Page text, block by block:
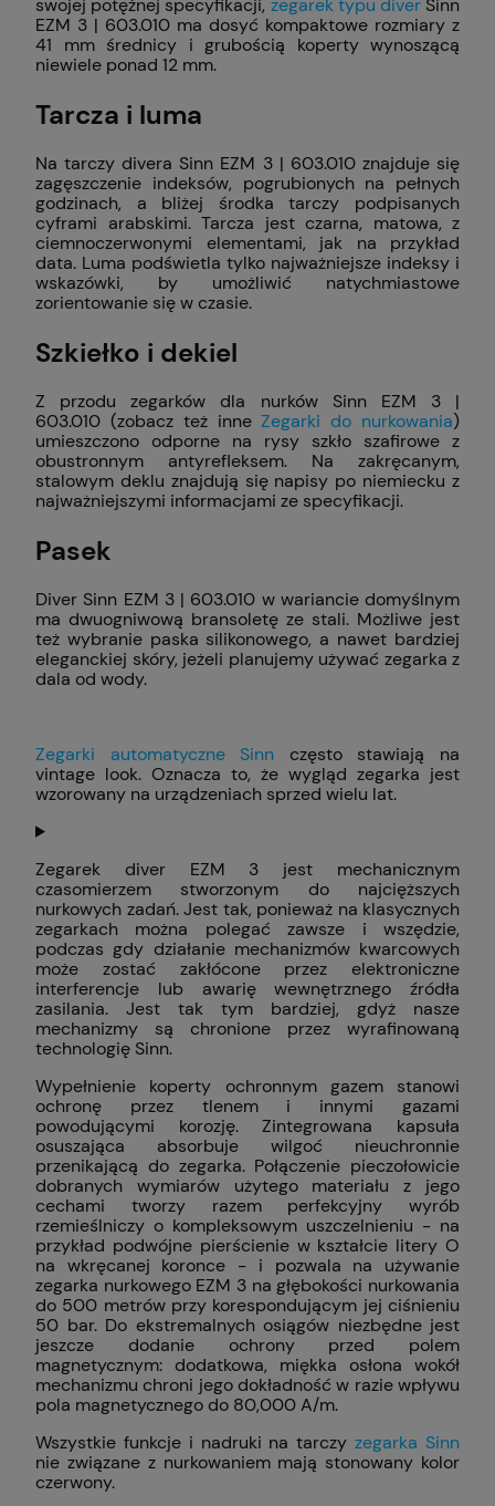
swojej potężnej specyfikacji, zegarek typu diverSinn
EZM 3 | 603.010 ma dosyć kompaktowe rozmiary z
41 mm średnicy i grubością koperty wynoszącą
niewiele ponad 12 mm.
Tarcza i luma
Na tarczy divera Sinn EZM 3 | 603.010 znajduje się
zagęszczenie indeksów, pogrubionych na pełnych
godzinach, a bliżej środka tarczy podpisanych
cyframi arabskimi. Tarcza jest czarna, matowa, z
ciemnoczerwonymi elementami, jak na przykład
data. Luma podświetla tylko najważniejsze indeksy i
wskazówki, by umożliwić natychmiastowe
zorientowanie się w czasie.
Szkiełko i dekiel
Z przodu zegarków dla nurków Sinn EZM 3 |
603.010 (zobacz też inneZegarki do nurkowania)
umieszczono odporne na rysy szkło szafirowe z
obustronnym antyrefleksem. Na zakręcanym,
stalowym deklu znajdują się napisy po niemiecku z
najważniejszymi informacjami ze specyfikacji.
Pasek
Diver Sinn EZM 3 | 603.010 w wariancie domyślnym
ma dwuogniwową bransoletę ze stali. Możliwe jest
też wybranie paska silikonowego, a nawet bardziej
eleganckiej skóry, jeżeli planujemy używać zegarka z
dala od wody.
Zegarki automatyczne Sinn często stawiają na
vintage look. Oznacza to, że wygląd zegarka jest
wzorowany na urządzeniach sprzed wielu lat.
Zegarek diver EZM 3 jest mechanicznym
czasomierzem stworzonym do najcięższych
nurkowych zadań. Jest tak, ponieważ na klasycznych
zegarkach można polegać zawsze i wszędzie,
podczas gdy działanie mechanizmów kwarcowych
może zostać zakłócone przez elektroniczne
interferencje lub awarię wewnętrznego źródła
zasilania. Jest tak tym bardziej, gdyż nasze
mechanizmy są chronione przez wyrafinowaną
technologię Sinn.
Wypełnienie koperty ochronnym gazem stanowi
ochronę przez tlenem i innymi gazami
powodującymi korozję. Zintegrowana kapsuła
osuszająca absorbuje wilgoć nieuchronnie
przenikającą do zegarka. Połączenie pieczołowicie
dobranych wymiarów użytego materiału z jego
cechami tworzy razem perfekcyjny wyrób
rzemieślniczy o kompleksowym uszczelnieniu - na
przykład podwójne pierścienie w kształcie litery O
na wkręcanej koronce - i pozwala na używanie
zegarka nurkowego EZM 3 na głębokości nurkowania
do 500 metrów przy korespondującym jej ciśnieniu
50 bar. Do ekstremalnych osiągów niezbędne jest
jeszcze dodanie ochrony przed polem
magnetycznym: dodatkowa, miękka osłona wokół
mechanizmu chroni jego dokładność w razie wpływu
pola magnetycznego do 80,000 A/m.
Wszystkie funkcje i nadruki na tarczyzegarka Sinn
nie związane z nurkowaniem mają stonowany kolor
czerwony.